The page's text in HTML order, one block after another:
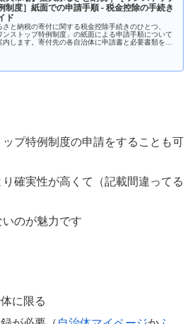
制度］紙面での申請手順 - 税金控除の手続き
ド
さと納税の寄付に関する税金控除手続きのひとつ、
ンストップ特例制度」の紙面による申請手順について
内します。寄付先の各自治体に申請書と必要書類を郵
ップ特例制度の申請をすることも可
確実性が高くて（記載間違ってる
のが魅力です
に限る